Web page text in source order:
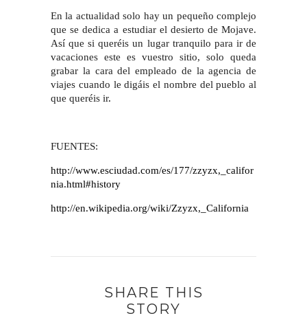
En la actualidad solo hay un pequeño complejo
que se dedica a estudiar el desierto de Mojave.
Así que si queréis un lugar tranquilo para ir de
vacaciones este es vuestro sitio, solo queda
grabar la cara del empleado de la agencia de
viajes cuando le digáis el nombre del pueblo al
que queréis ir.
FUENTES:
http://www.esciudad.com/es/177/zzyzx,_califor
nia.html#history
http://en.wikipedia.org/wiki/Zzyzx,_California
SHARE THIS
STORY